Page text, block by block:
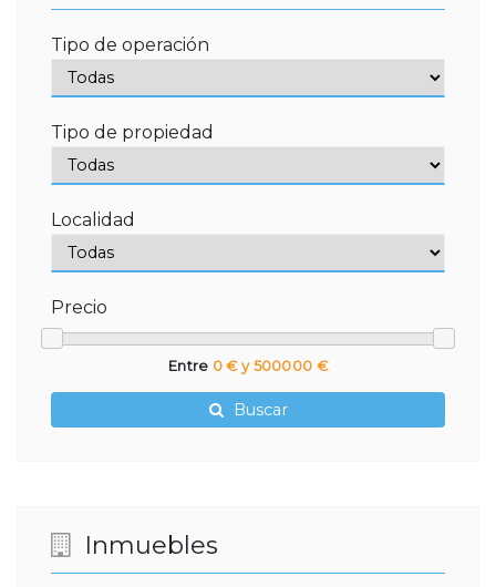
Tipo de operación
Tipo de propiedad
Localidad
Precio
Entre 0 € y 500000 €
Buscar
Inmuebles